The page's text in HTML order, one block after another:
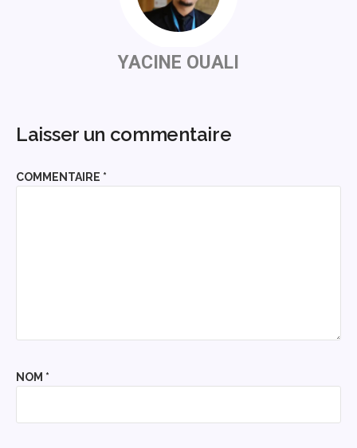
YACINE OUALI
Laisser un commentaire
COMMENTAIRE *
NOM *